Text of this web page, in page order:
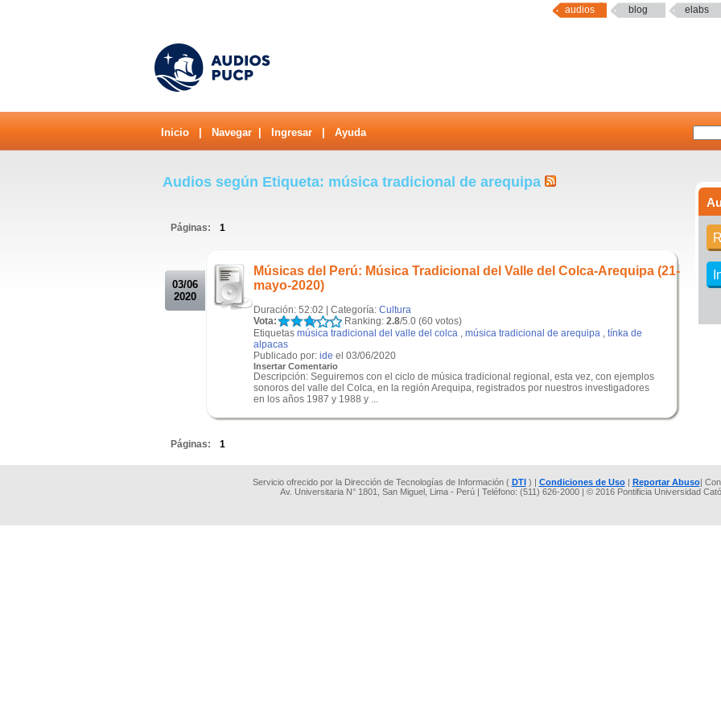
audios blog elabs
Inicio Navegar Ingresar Ayuda
Audios según Etiqueta: música tradicional de arequipa
Páginas: 1
03/06
2020
Músicas del Perú: Música Tradicional del Valle del Colca-Arequipa (21-
mayo-2020)
Duración: 52:02 | Categoría: Cultura
Vota:
Ranking: 2.8/5.0 (60 votos)
Etiquetas música tradicional del valle del colca , música tradicional de arequipa , tínka de
alpacas
Publicado por: ide el 03/06/2020
Insertar Comentario
Descripción: Seguiremos con el ciclo de música tradicional regional, esta vez, con ejemplos
sonoros del valle del Colca, en la región Arequipa, registrados por nuestros investigadores
en los años 1987 y 1988 y ...
Páginas: 1
Servicio ofrecido por la Dirección de Tecnologías de Información ( DTI) | Condiciones de Uso| Reportar Abuso|
Av. Universitaria N° 1801, San Miguel, Lima - Perú | Teléfono: (511) 626-2000 | © 2016 Pontificia Universidad